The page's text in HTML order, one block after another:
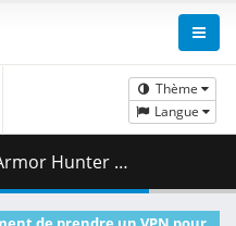
Thème
Langue
( 482.64 MB )